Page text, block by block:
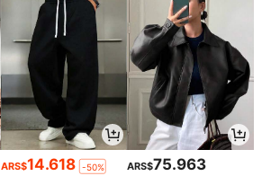
ARS$14.618 -50% ARS$75.963